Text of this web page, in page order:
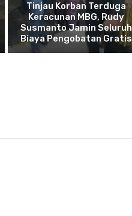
Tinjau Korban Terduga
Keracunan MBG, Rudy
Susmanto Jamin Seluruh
Biaya Pengobatan Gratis